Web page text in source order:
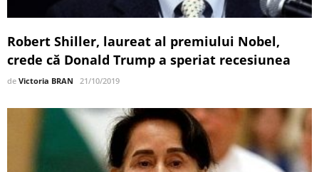
Robert Shiller, laureat al premiului Nobel,
crede că Donald Trump a speriat recesiunea
de Victoria BRAN 21/10/2019